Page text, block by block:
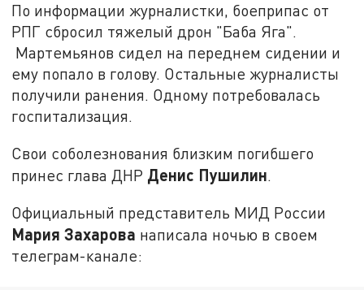
По информации журналистки, боеприпас от
РПГ сбросил тяжелый дрон "Баба Яга".
Мартемьянов сидел на переднем сидении и
ему попало в голову. Остальные журналисты
получили ранения. Одному потребовалась
госпитализация.
Свои соболезнования близким погибшего
принес глава ДНР Денис Пушилин.
Официальный представитель МИД России
Мария Захарова написала ночью в своем
телеграм-канале: